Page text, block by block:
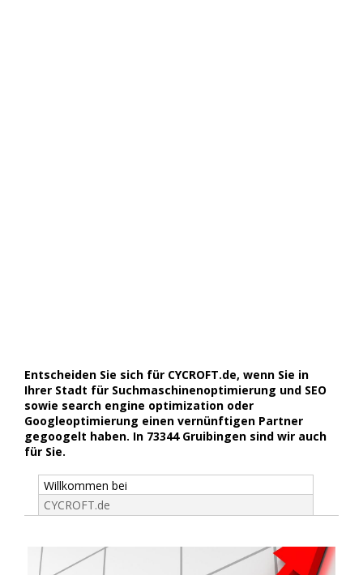
Entscheiden Sie sich für CYCROFT.de, wenn Sie in
Ihrer Stadt für Suchmaschinenoptimierung und SEO
sowie search engine optimization oder
Googleoptimierung einen vernünftigen Partner
gegoogelt haben. In 73344 Gruibingen sind wir auch
für Sie.
Willkommen bei
CYCROFT.de